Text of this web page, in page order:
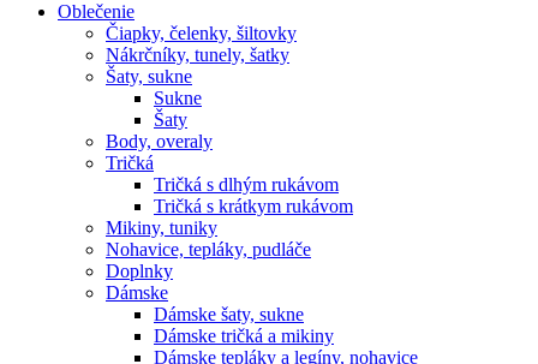
Oblečenie
Čiapky, čelenky, šiltovky
Nákrčníky, tunely, šatky
Šaty, sukne
Sukne
Šaty
Body, overaly
Tričká
Tričká s dlhým rukávom
Tričká s krátkym rukávom
Mikiny, tuniky
Nohavice, tepláky, pudláče
Doplnky
Dámske
Dámske šaty, sukne
Dámske tričká a mikiny
Dámske tepláky a legíny, nohavice